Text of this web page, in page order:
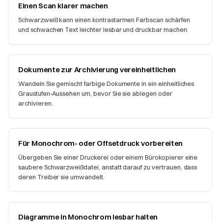
Einen Scan klarer machen
Schwarzweiß kann einen kontrastarmen Farbscan schärfen
und schwachen Text leichter lesbar und druckbar machen.
Dokumente zur Archivierung vereinheitlichen
Wandeln Sie gemischt farbige Dokumente in ein einheitliches
Graustufen-Aussehen um, bevor Sie sie ablegen oder
archivieren.
Für Monochrom- oder Offsetdruck vorbereiten
Übergeben Sie einer Druckerei oder einem Bürokopierer eine
saubere Schwarzweißdatei, anstatt darauf zu vertrauen, dass
deren Treiber sie umwandelt.
Diagramme in Monochrom lesbar halten